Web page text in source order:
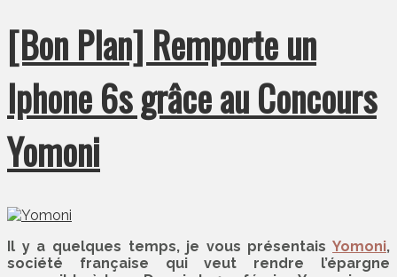
[Bon Plan] Remporte un
Iphone 6s grâce au Concours
Yomoni
Il y a quelques temps, je vous présentais Yomoni,
société française qui veut rendre l’épargne